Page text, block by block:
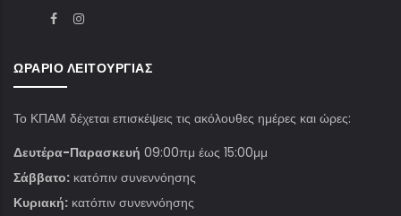
ΩΡΆΡΙΟ ΛΕΙΤΟΥΡΓΊΑΣ
Το ΚΠΑΜ δέχεται επισκέψεις τις ακόλουθες ημέρες και ώρες:
Δευτέρα-Παρασκευή 09:00πμ έως 15:00μμ
Σάββατο: κατόπιν συνεννόησης
Κυριακή: κατόπιν συνεννόησης